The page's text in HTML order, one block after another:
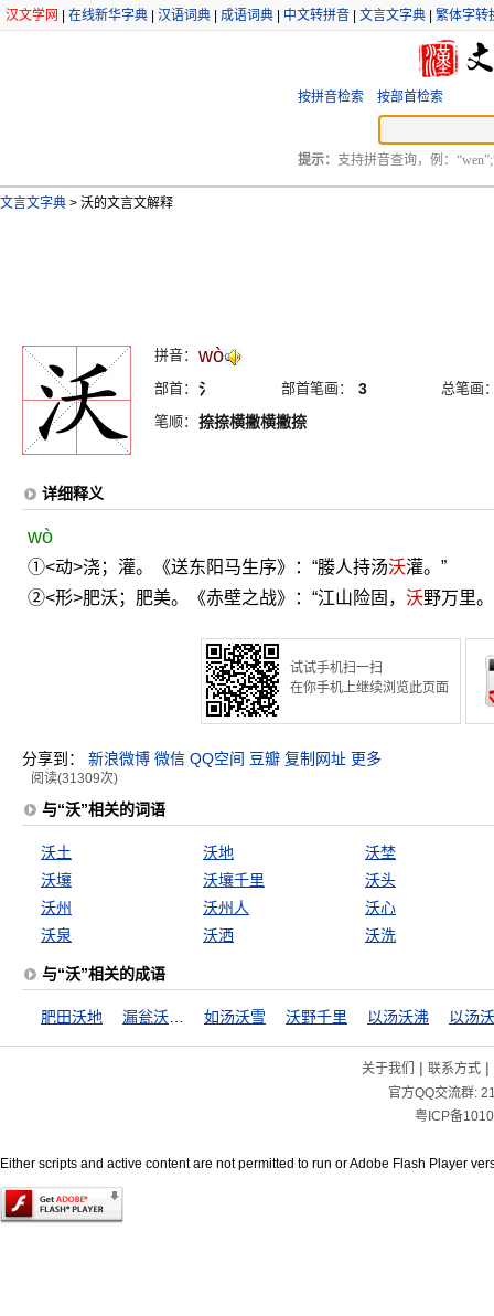
汉文学网 在线新华字典 汉语词典 成语词典 中文转拼音 文言文字典 繁体字转
按拼音检索 按部首检索
提示： 支持拼音查询，例：
文言文字典 > 沃的文言文解释
拼音： wò
部首： 氵 部首笔画： 3
总笔画
笔顺： 捺捺横撇横撇捺
详细释义
wò
①<动>浇；灌。《送东阳马生序》：“媵人持汤沃灌。”
②<形>肥沃；肥美。《赤壁之战》：“江山险固， 沃野万里。
试试手机扫一扫
在你手机上继续浏览此页面
分享到： 新浪微博 微信 QQ空间 豆瓣 复制网址 更多
阅读(31309次)
与“沃”相关的词语
沃土 沃地
沃埜
沃壤
沃壤千里
沃头
沃州
沃州人
沃心
沃泉
沃洒 沃洗
与“沃”相关的成语
肥田沃地 如汤沃雪 沃野千里 以汤沃沸 以汤
关于我们 | 联系方式|
官方QQ交流群:
粤ICP备
Either scripts and active content are not permitted to run or Adobe Flash Player